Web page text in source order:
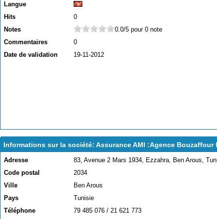
Langue
Hits
0
Notes
0.0/5 pour 0 note
Commentaires
0
Date de validation
19-11-2012
Informations sur la société: Assurance AMI :Agence Bouzaffour
Adresse
83, Avenue 2 Mars 1934, Ezzahra, Ben Arous,
Code postal
2034
Ville
Ben Arous
Pays
Tunisie
Téléphone
79 485 076 / 21 621 773